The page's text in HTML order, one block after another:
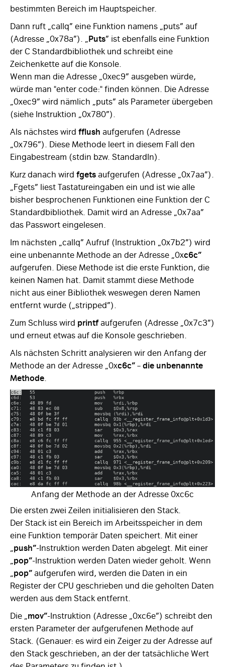
bestimmten Bereich im Hauptspeicher.
Dann ruft „callq” eine Funktion namens „puts” auf
(Adresse „0x78a”). „ Puts” ist ebenfalls eine Funktion
der C Standardbibliothek und schreibt eine
Zeichenkette auf die Konsole.
Wenn man die Adresse „0xec9” ausgeben würde,
würde man "enter code:" finden können. Die Adresse
„0xec9” wird nämlich „puts” als Parameter übergeben
(siehe Instruktion „0x780”).
Als nächstes wird fflush aufgerufen (Adresse
„0x796”). Diese Methode leert in diesem Fall den
Eingabestream (stdin bzw. StandardIn).
Kurz danach wird fgets aufgerufen (Adresse „0x7aa”).
„Fgets” liest Tastatureingaben ein und ist wie alle
bisher besprochenen Funktionen eine Funktion der C
Standardbibliothek. Damit wird an Adresse „0x7aa”
das Passwort eingelesen.
Im nächsten „callq” Aufruf (Instruktion „0x7b2”) wird
eine unbenannte Methode an der Adresse „0xc6c”
aufgerufen. Diese Methode ist die erste Funktion, die
keinen Namen hat. Damit stammt diese Methode
nicht aus einer Bibliothek weswegen deren Namen
entfernt wurde („stripped”).
Zum Schluss wird printfaufgerufen (Adresse „0x7c3”)
und erneut etwas auf die Konsole geschrieben.
Als nächsten Schritt analysieren wir den Anfang der
Methode an der Adresse „0xc6c” – die unbenannte
Methode
Anfang der Methode an der Adresse 0xc6c
Die ersten zwei Zeilen initialisieren den Stack.
Der Stack ist ein Bereich im Arbeitsspeicher in dem
eine Funktion temporär Daten speichert. Mit einer
„push”-Instruktion werden Daten abgelegt. Mit einer
„pop”-Instruktion werden Daten wieder geholt. Wenn
„pop” aufgerufen wird, werden die Daten in ein
Register der CPU geschrieben und die geholten Daten
werden aus dem Stack entfernt.
Die „mov”-Instruktion (Adresse „0xc6e”) schreibt den
ersten Parameter der aufgerufenen Methode auf
Stack. (Genauer: es wird ein Zeiger zu der Adresse auf
den Stack geschrieben, an der der tatsächliche Wert